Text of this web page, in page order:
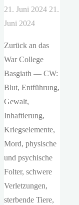
21. Juni 2024 21.
Juni 2024
Zurück an das
War College
Basgiath — CW:
Blut, Entführung,
Gewalt,
Inhaftierung,
Kriegselemente,
Mord, physische
und psychische
Folter, schwere
Verletzungen,
sterbende Tiere,